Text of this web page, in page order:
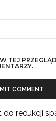
TEJ
do redukcji